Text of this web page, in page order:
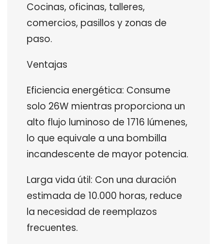
Cocinas, oficinas, talleres,
comercios, pasillos y zonas de
paso.
Ventajas
Eficiencia energética: Consume
solo 26W mientras proporciona un
alto flujo luminoso de 1716 lúmenes,
lo que equivale a una bombilla
incandescente de mayor potencia.
Larga vida útil: Con una duración
estimada de 10.000 horas, reduce
la necesidad de reemplazos
frecuentes.